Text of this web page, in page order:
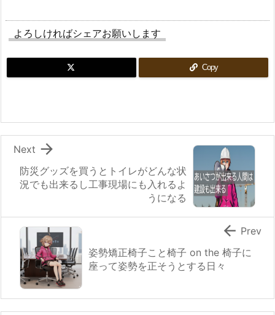
よろしければシェアお願いします
Copy
防災グッズを買うとトイレがどんな状
況でも出来るし工事現場にも入れるよ
うになる

Next
姿勢矯正椅子こと椅子 on the 椅子に
座って姿勢を正そうとする日々
 Prev